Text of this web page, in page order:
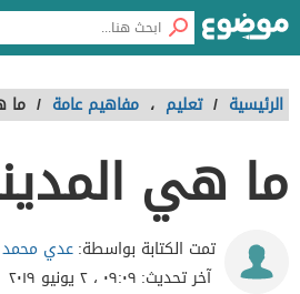
الرئيسية / تعليم ، مفاهيم عامة / ما
ما هي
تمت الكتابة بواسطة:عدي محمد
آخر تحديث: ٠٩:٠٩ ، ٢ يونيو ٢٠١٩